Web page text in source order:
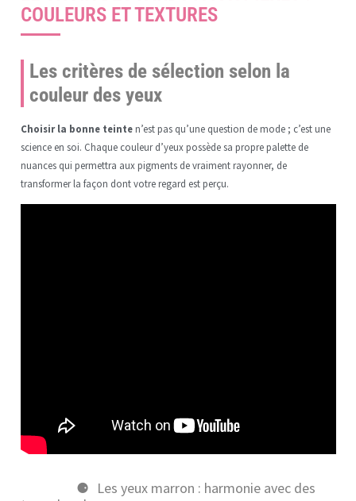
COULEURS ET TEXTURES
Les critères de sélection selon la
couleur des yeux
Choisir la bonne teinten’est pas qu’une question de mode ; c’est une
science en soi. Chaque couleur d’yeux possède sa propre palette de
nuances qui permettra aux pigments de vraiment rayonner, de
transformer la façon dont votre regard est perçu.
Les yeux marron : harmonie avec des